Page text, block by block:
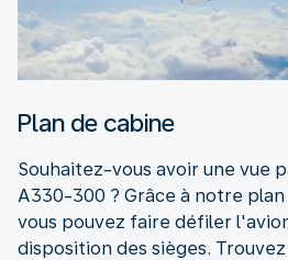
Plan de cabine
Souhaitez-vous avoir une vue
A330-300 ? Grâce à notre
vous pouvez faire défiler
disposition des sièges.